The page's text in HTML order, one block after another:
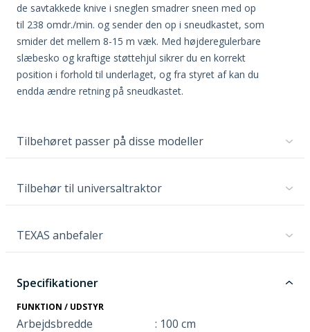
de savtakkede knive i sneglen smadrer sneen med op
til 238 omdr./min. og sender den op i sneudkastet, som
smider det mellem 8-15 m væk. Med højderegulerbare
slæbesko og kraftige støttehjul sikrer du en korrekt
position i forhold til underlaget, og fra styret af kan du
endda ændre retning på sneudkastet.
Tilbehøret passer på disse modeller
Tilbehør til universaltraktor
TEXAS anbefaler
Specifikationer
FUNKTION / UDSTYR
Arbejdsbredde
: 100 cm